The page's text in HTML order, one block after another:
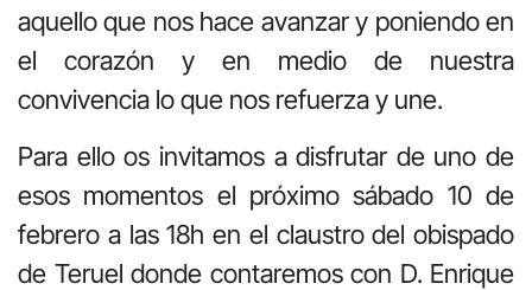
aquello que nos hace avanzar y poniendo en
el corazón y en medio de nuestra
convivencia lo que nos refuerza y une.
Para ello os invitamos a disfrutar de uno de
esos momentos el próximo sábado 10 de
febrero a las 18h en el claustro del obispado
de Teruel donde contaremos con D. Enrique